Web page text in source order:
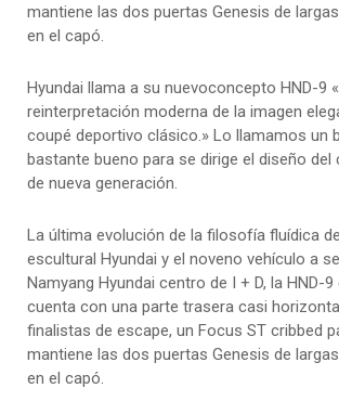
mantiene las dos puertas Genesis de
en el capó.
Hyundai llama a su nuevoconcepto HND-9
reinterpretación moderna de la imagen
coupé deportivo clásico.» Lo llamamos un
bastante bueno para se dirige el diseño del
de nueva generación.
La última evolución de la filosofía fluídica
escultural Hyundai y el noveno vehículo a
Namyang Hyundai centro de I + D, la HND-
cuenta con una parte trasera casi
finalistas de escape, un Focus ST cribbed
mantiene las dos puertas Genesis de
en el capó.